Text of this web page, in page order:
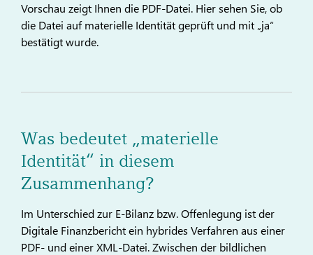
Vorschau zeigt Ihnen die PDF-Datei. Hier sehen Sie, ob
die Datei auf materielle Identität geprüft und mit „ja“
bestätigt wurde.
Was bedeutet „materielle
Identität“ in diesem
Zusammenhang?
Im Unterschied zur E-Bilanz bzw. Offenlegung ist der
Digitale Finanzbericht ein hybrides Verfahren aus einer
PDF- und einer XML-Datei. Zwischen der bildlichen